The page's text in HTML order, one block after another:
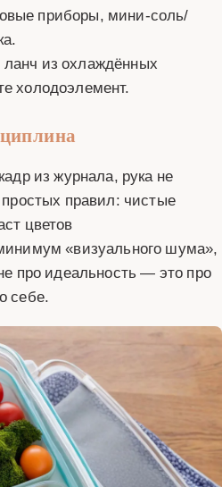
приборы, мини-соль/
ланч из охлаждённых
холодоэлемент.
из журнала, рука не
простых правил: чистые
цветов
«визуального шума»,
про идеальность — это про
себе.